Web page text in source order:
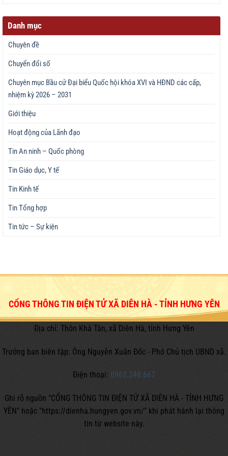
Danh mục
Chuyên đề
Chuyển đổi số
Chuyên mục Bầu cử Đại biểu Quốc hội khóa XVI và HĐND các cấp,
nhiệm kỳ 2026 – 2031
Giới thiệu
Hoạt động của Lãnh đạo
Tin An ninh – Quốc phòng
Tin Giáo dục, Y tế
Tin Kinh tế
Tin Tổng hợp
Tin tức – Sự kiện
CỔNG THÔNG TIN ĐIỆN TỬ XÃ DIÊN HÀ - TỈNH HƯNG YÊN
Địa chỉ: Thôn Khả Tân, xã Diên Hà, tỉnh Hưng Yên
Trưởng ban biên tập: Ông Nguyễn Xuân Đốc - Phó Chủ tịch UBND xã.
Điện thoại: 0962.248.667
Ghi rõ nguồn "CỔNG THÔNG TIN ĐIỆN TỬ XÃ DIÊN HÀ - TỈNH HƯNG
YÊN" hoặc "https://dienha.hungyen.gov.vn/" khi phát hành lại thông
tin từ website này.